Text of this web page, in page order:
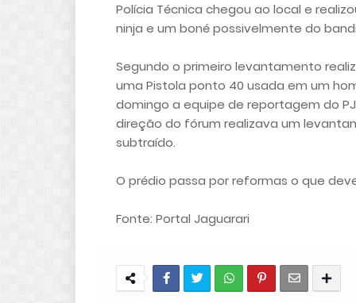
Polícia Técnica chegou ao local e
ninja e um boné possivelmente do
Segundo o primeiro levantamento
uma Pistola ponto 40 usada em um
domingo a equipe de reportagem do
direção do fórum realizava um
subtraído.
O prédio passa por reformas o que
Fonte: Portal Jaguarari